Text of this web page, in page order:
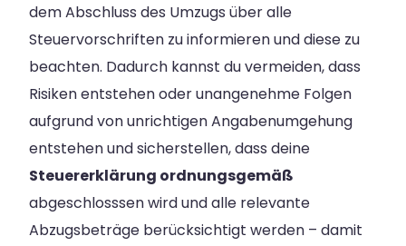
dem Abschluss des Umzugs über alle
Steuervorschriften zu informieren und diese zu
beachten. Dadurch kannst du vermeiden, dass
Risiken entstehen oder unangenehme Folgen
aufgrund von unrichtigen Angabenumgehung
entstehen und sicherstellen, dass deine
Steuererklärung ordnungsgemäß
abgeschlosssen wird und alle relevante
Abzugsbeträge berücksichtigt werden – damit